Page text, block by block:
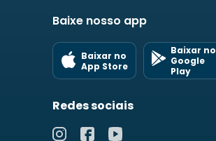
Baixe nosso app
Baixar no
App Store
Baixar no
Google
Play
Redes sociais